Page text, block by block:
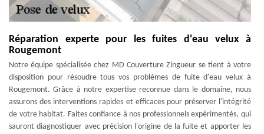
Réparation experte pour les fuites d'eau velux à
Rougemont
Notre équipe spécialisée chez MD Couverture Zingueur se tient à votre
disposition pour résoudre tous vos problèmes de fuite d'eau velux à
Rougemont. Grâce à notre expertise reconnue dans le domaine, nous
assurons des interventions rapides et efficaces pour préserver l'intégrité
de votre habitat. Faites confiance à nos professionnels expérimentés, qui
sauront diagnostiquer avec précision l'origine de la fuite et apporter les